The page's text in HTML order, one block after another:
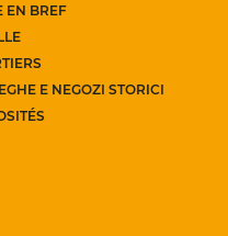
EN BREF
E NEGOZI STORICI